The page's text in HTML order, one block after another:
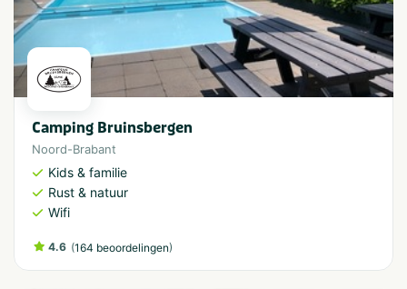
Camping Bruinsbergen
Noord-Brabant
Kids & familie
Rust & natuur
Wifi
4.6 (164 beoordelingen)